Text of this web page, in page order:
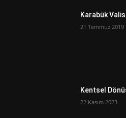
Karabük
21 Temmuz 2019
Kentsel
22 Kasım 2023